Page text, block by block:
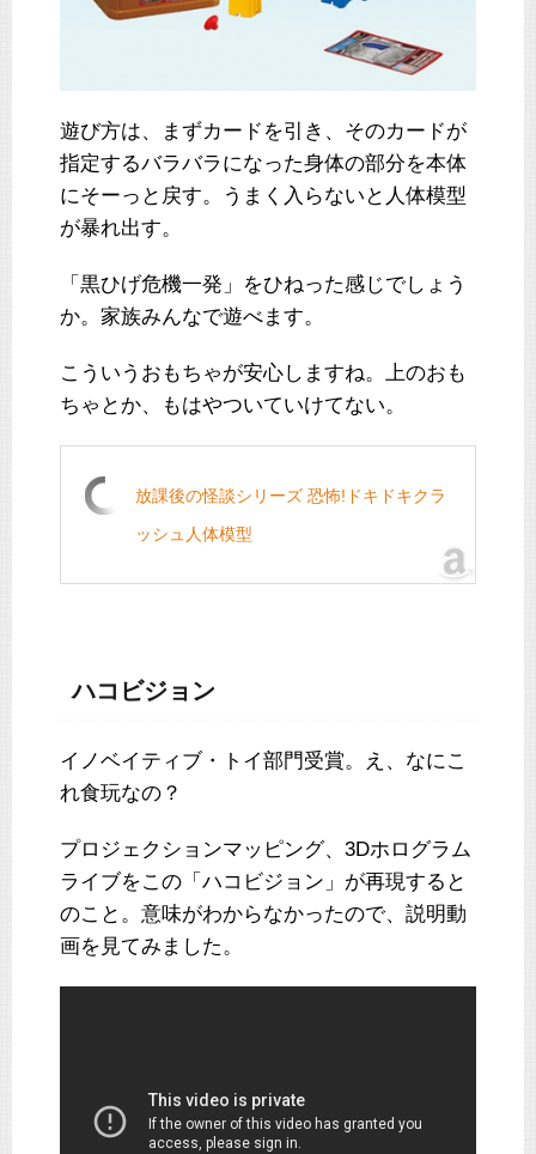
遊び方は、まずカードを引き、そのカードが
指定するバラバラになった身体の部分を本体
にそーっと戻す。うまく入らないと人体模型
が暴れ出す。
「黒ひげ危機一発」をひねった感じでしょう
か。家族みんなで遊べます。
こういうおもちゃが安心しますね。上のおも
ちゃとか、もはやついていけてない。
放課後の怪談シリーズ 恐怖!ドキドキクラ
ッシュ人体模型
ハコビジョン
イノベイティブ・トイ部門受賞。え、なにこ
れ食玩なの？
プロジェクションマッピング、3Dホログラム
ライブをこの「ハコビジョン」が再現すると
のこと。意味がわからなかったので、説明動
画を見てみました。